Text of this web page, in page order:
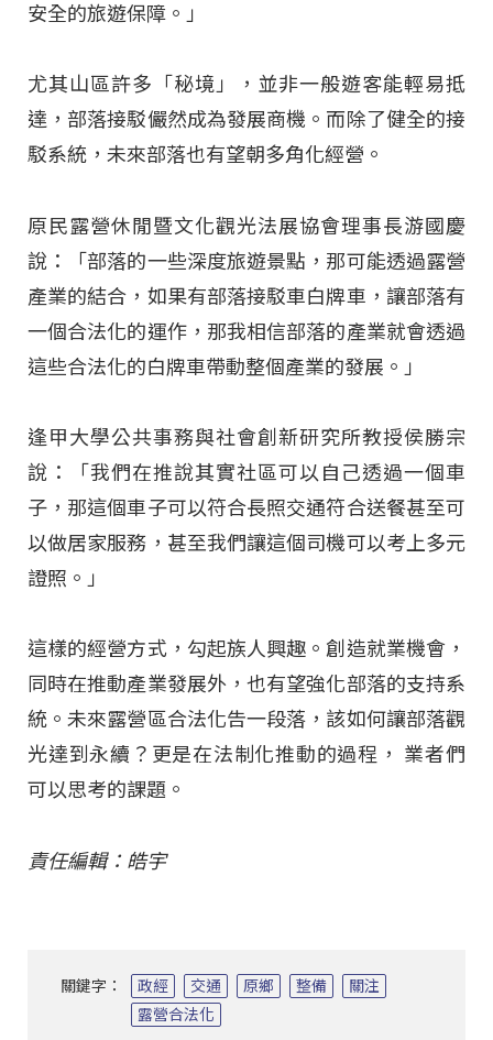
安全的旅遊保障。」
尤其山區許多「秘境」，並非一般遊客能輕易抵
達，部落接駁儼然成為發展商機。而除了健全的接
駁系統，未來部落也有望朝多角化經營。
原民露營休閒暨文化觀光法展協會理事長游國慶
說：「部落的一些深度旅遊景點，那可能透過露營
產業的結合，如果有部落接駁車白牌車，讓部落有
一個合法化的運作，那我相信部落的產業就會透過
這些合法化的白牌車帶動整個產業的發展。」
逢甲大學公共事務與社會創新研究所教授侯勝宗
說：「我們在推說其實社區可以自己透過一個車
子，那這個車子可以符合長照交通符合送餐甚至可
以做居家服務，甚至我們讓這個司機可以考上多元
證照。」
這樣的經營方式，勾起族人興趣。創造就業機會，
同時在推動產業發展外，也有望強化部落的支持系
統。未來露營區合法化告一段落，該如何讓部落觀
光達到永續？更是在法制化推動的過程， 業者們
可以思考的課題。
責任編輯：皓宇
關鍵字： 政經 交通 原鄉 整備
關注
露營合法化